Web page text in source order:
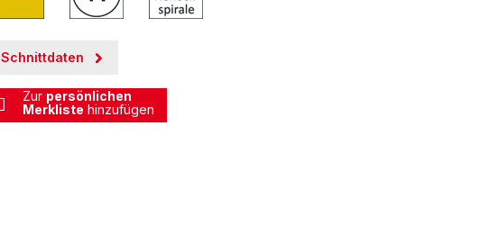
Schnittdaten
Zur persönlichen
Merkliste hinzufügen